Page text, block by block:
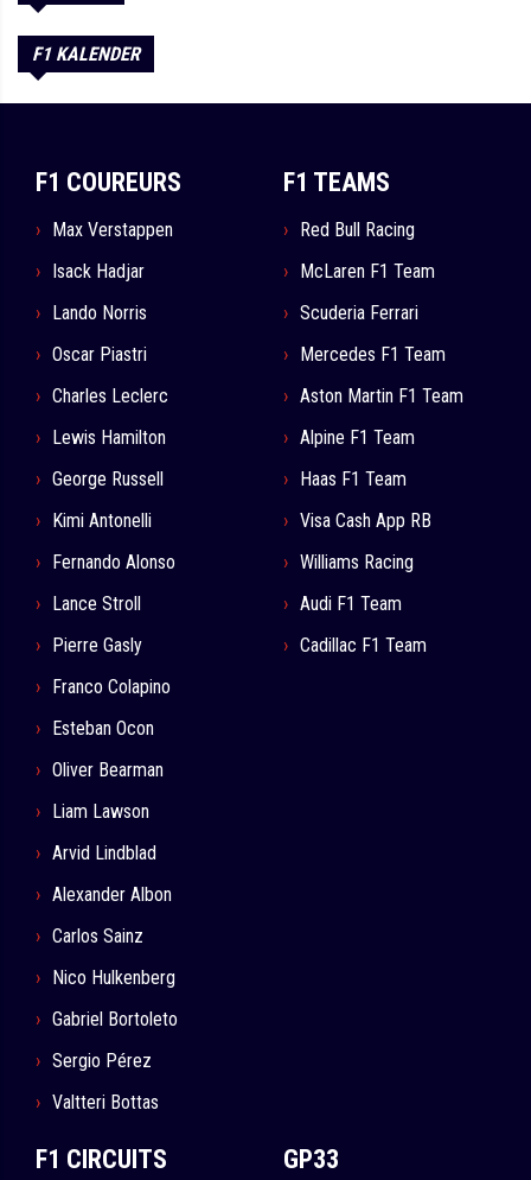
F1 KALENDER
F1 COUREURS
Max Verstappen
Isack Hadjar
Lando Norris
Oscar Piastri
Charles Leclerc
Lewis Hamilton
George Russell
Kimi Antonelli
Fernando Alonso
Lance Stroll
Pierre Gasly
Franco Colapino
Esteban Ocon
Oliver Bearman
Liam Lawson
Arvid Lindblad
Alexander Albon
Carlos Sainz
Nico Hulkenberg
Gabriel Bortoleto
Sergio Pérez
Valtteri Bottas
F1 TEAMS
Red Bull Racing
McLaren F1 Team
Scuderia Ferrari
Mercedes F1 Team
Aston Martin F1 Team
Alpine F1 Team
Haas F1 Team
Visa Cash App RB
Williams Racing
Audi F1 Team
Cadillac F1 Team
F1 CIRCUITS GP33